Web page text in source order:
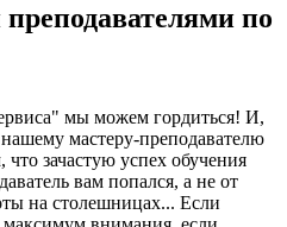
по
мы можем гордиться! И,
мастеру-преподавателю
зачастую успех обучения
вам попался, а не от
на столешницах... Если